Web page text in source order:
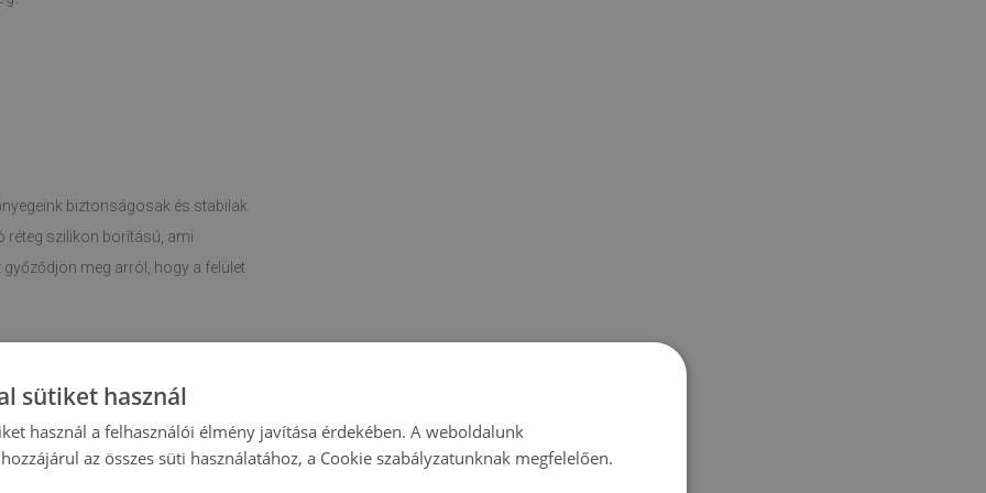
biztonságosak és stabilak
réteg szilikon borítású, ami
meg arról, hogy a felület
tisztítását és higiéniájának
bármely helyiséghez
ahol puhaságot és kényelmet
sütiket használ
használ a felhasználói élmény javítása érdekében. A weboldalunk
az összes süti használatához, a Cookie szabályzatunknak megfelelően.